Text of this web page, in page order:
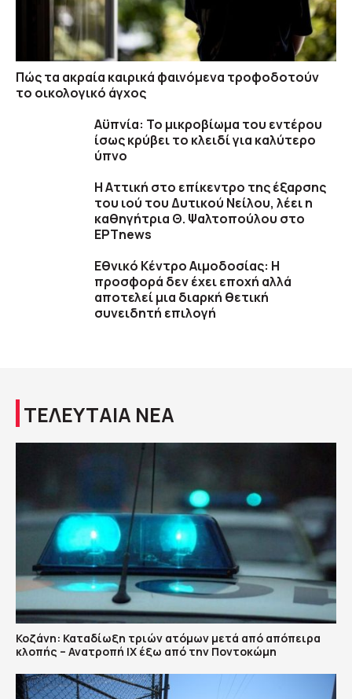
Πώς τα ακραία καιρικά φαινόμενα τροφοδοτούν
το οικολογικό άγχος
Αϋπνία: Το μικροβίωμα του εντέρου
ίσως κρύβει το κλειδί για καλύτερο
ύπνο
Η Αττική στο επίκεντρο της έξαρσης
του ιού του Δυτικού Νείλου, λέει η
καθηγήτρια Θ. Ψαλτοπούλου στο
ΕΡΤnews
Εθνικό Κέντρο Αιμοδοσίας: H
προσφορά δεν έχει εποχή αλλά
αποτελεί μια διαρκή θετική
συνειδητή επιλογή
ΤΕΛΕΥΤΑΙΑ ΝΕΑ
Κοζάνη: Καταδίωξη τριών ατόμων μετά από απόπειρα
κλοπής – Ανατροπή ΙΧ έξω από την Ποντοκώμη